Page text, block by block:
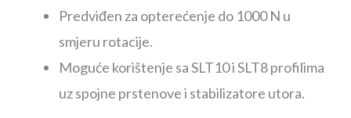
Predviđen za opterećenje do 1000 N u
smjeru rotacije.
Moguće korištenje sa SLT10 i SLT8 profilima
uz spojne prstenove i stabilizatore utora.